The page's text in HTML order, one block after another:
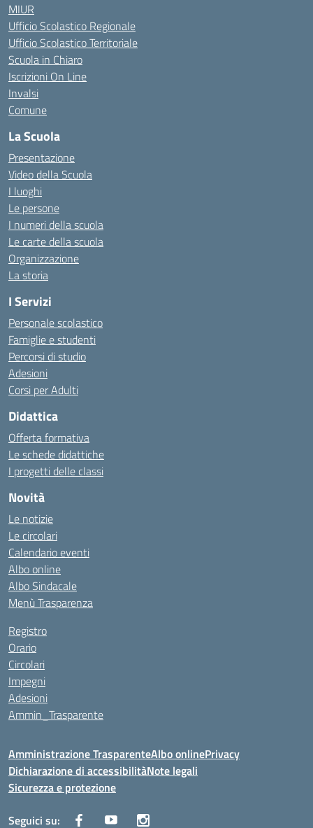
MIUR
Ufficio Scolastico Regionale
Ufficio Scolastico Territoriale
Scuola in Chiaro
Iscrizioni On Line
Invalsi
Comune
La Scuola
Presentazione
Video della Scuola
I luoghi
Le persone
I numeri della scuola
Le carte della scuola
Organizzazione
La storia
I Servizi
Personale scolastico
Famiglie e studenti
Percorsi di studio
Adesioni
Corsi per Adulti
Didattica
Offerta formativa
Le schede didattiche
I progetti delle classi
Novità
Le notizie
Le circolari
Calendario eventi
Albo online
Albo Sindacale
Menù Trasparenza
Registro
Orario
Circolari
Impegni
Adesioni
Ammin_Trasparente
Amministrazione TrasparenteAlbo onlinePrivacy
Dichiarazione di accessibilitàNote legali
Sicurezza e protezione
Seguici su: